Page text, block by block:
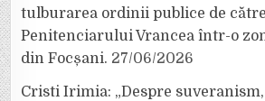
tulburarea ordinii publice de
Penitenciarului Vrancea într-o
din Focșani. 27/06/2026
Cristi Irimia: „Despre